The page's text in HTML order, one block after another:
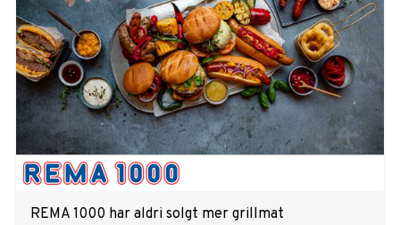
REMA 1000 har aldri solgt mer grillmat